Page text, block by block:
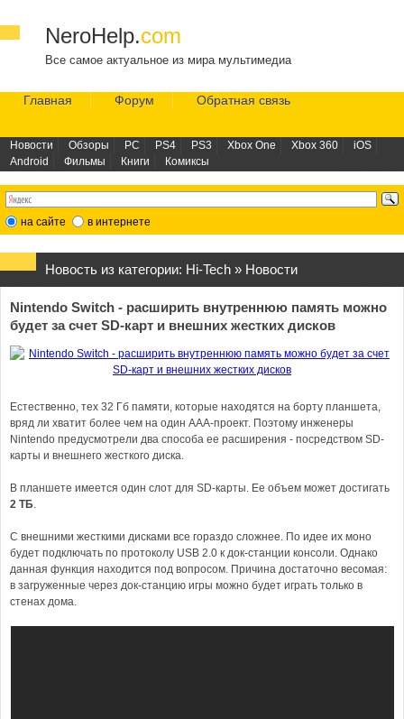
NeroHelp.com
Все самое актуальное из мира мультимедиа
Главная Форум Обратная связь
Новости Обзоры PC PS4 PS3 Xbox One Xbox 360
iOS
Android
Фильмы Книги Комиксы
на сайте в интернете
Новость из категории: Hi-Tech » Новости
Nintendo Switch - расширить внутреннюю память можно
будет за счет SD-карт и внешних жестких дисков
Естественно, тех 32 Гб памяти, которые находятся на борту планшета,
вряд ли хватит более чем на один AAA-проект. Поэтому инженеры
Nintendo предусмотрели два способа ее расширения - посредством SD-
карты и внешнего жесткого диска.
В планшете имеется один слот для SD-карты. Ее объем может достигать
2 ТБ.
С внешними жесткими дисками все гораздо сложнее. По идее их моно
будет подключать по протоколу USB 2.0 к док-станции консоли. Однако
данная функция находится под вопросом. Причина достаточно весомая:
в загруженные через док-станцию игры можно будет играть только в
стенах дома.